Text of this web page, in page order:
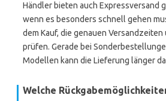
Händler bieten auch Expressversand
wenn es besonders schnell gehen
dem Kauf, die genauen
prüfen. Gerade bei
Modellen kann die Lieferung länger
Welche